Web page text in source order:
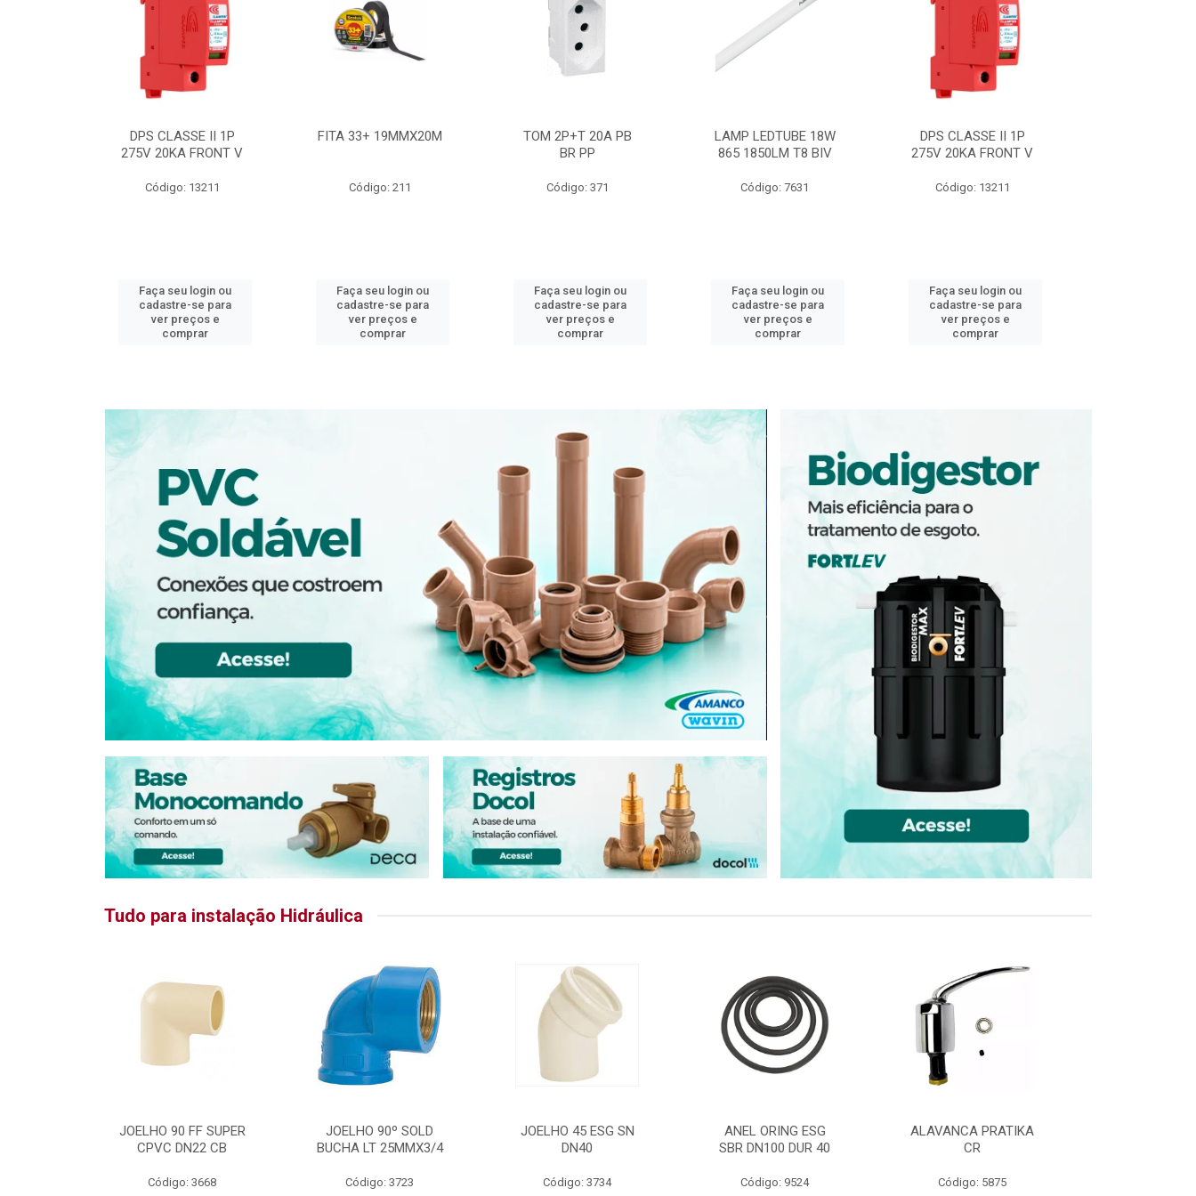
DPS CLASSE II 1P
275V 20KA FRONT V
Código: 13211
Faça seu login ou
cadastre-se para
ver preços e
comprar
FITA 33+ 19MMX20M
Código: 211
Faça seu login ou
cadastre-se para
ver preços e
comprar
TOM 2P+T 20A PB
BR PP
Código: 371
Faça seu login ou
cadastre-se para
ver preços e
comprar
LAMP LEDTUBE 18W
865 1850LM T8 BIV
Código: 7631
Faça seu login ou
cadastre-se para
ver preços e
comprar
DPS CLASSE II 1P
275V 20KA FRONT V
Código: 13211
Faça seu login ou
cadastre-se para
ver preços e
comprar
Tudo para instalação Hidráulica
JOELHO 90 FF SUPER
CPVC DN22 CB
Código: 3668
JOELHO 90º SOLD
BUCHA LT 25MMX3/4
Código: 3723
JOELHO 45 ESG SN
DN40
Código: 3734
ANEL ORING ESG
SBR DN100 DUR 40
Código: 9524
ALAVANCA PRATIKA
CR
Código: 5875